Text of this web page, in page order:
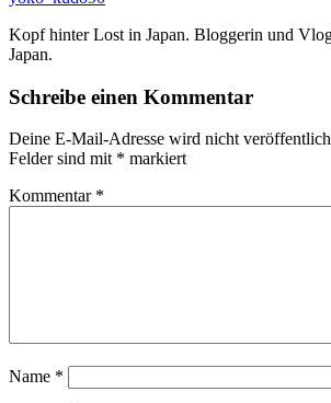
Kopf hinter Lost in Japan. Bloggerin und
Japan.
Schreibe einen Kommentar
Deine E-Mail-Adresse wird nicht
Felder sind mit * markiert
Kommentar *
Name *